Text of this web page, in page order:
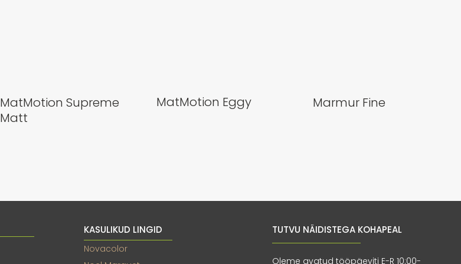
MatMotion Supreme
Matt
MatMotion Eggy Marmur Fine
KASULIKUD LINGID
Novacolor
TUTVU NÄIDISTEGA KOHAPEAL
Oleme avatud tööpäeviti E-R 10:00-